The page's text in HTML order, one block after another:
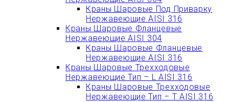
Краны Шаровые Под Приварку
Нержавеющие AISI 316
Краны Шаровые Фланцевые
Нержавеющие AISI 304
Краны Шаровые Фланцевые
Нержавеющие AISI 316
Краны Шаровые Трехходовые
Нержавеющие Тип – L AISI 316
Краны Шаровые Трехходовые
Нержавеющие Тип – T AISI 316